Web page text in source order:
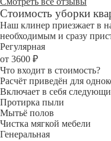
Стоимость уборки
Наш клинер приезжает в
необходимым и сразу
Регулярная
от 3600 ₽
Что входит в стоимость?
Расчёт приведён для
Включает в себя
Протирка пыли
Мытьё полов
Чистка мягкой мебели
Генеральная